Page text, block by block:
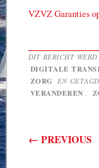
VZVZ Garanties
DIT BERICHT
DIGITALE
ZORG
EN
VERANDEREN
← PREVIOUS